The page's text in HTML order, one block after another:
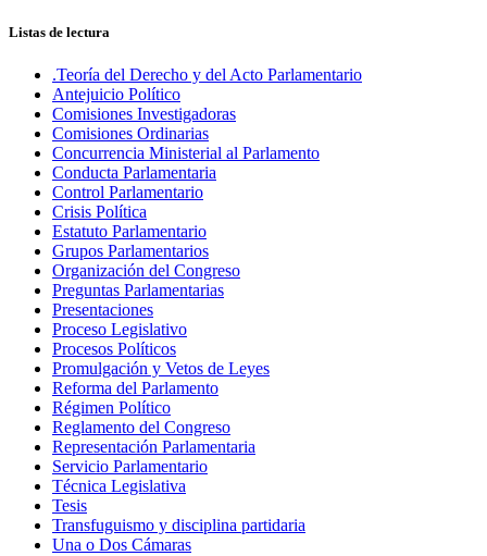
Listas de lectura
.Teoría del Derecho y del Acto Parlamentario
Antejuicio Político
Comisiones Investigadoras
Comisiones Ordinarias
Concurrencia Ministerial al Parlamento
Conducta Parlamentaria
Control Parlamentario
Crisis Política
Estatuto Parlamentario
Grupos Parlamentarios
Organización del Congreso
Preguntas Parlamentarias
Presentaciones
Proceso Legislativo
Procesos Políticos
Promulgación y Vetos de Leyes
Reforma del Parlamento
Régimen Político
Reglamento del Congreso
Representación Parlamentaria
Servicio Parlamentario
Técnica Legislativa
Tesis
Transfuguismo y disciplina partidaria
Una o Dos Cámaras